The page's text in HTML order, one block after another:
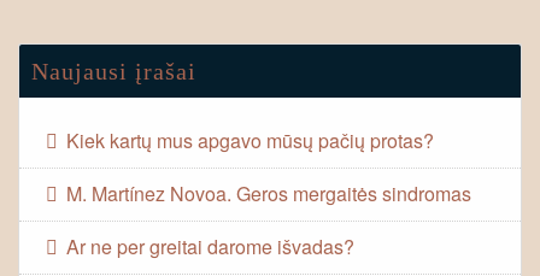
Naujausi įrašai
Kiek kartų mus apgavo mūsų pačių protas?
M. Martínez Novoa. Geros mergaitės sindromas
Ar ne per greitai darome išvadas?